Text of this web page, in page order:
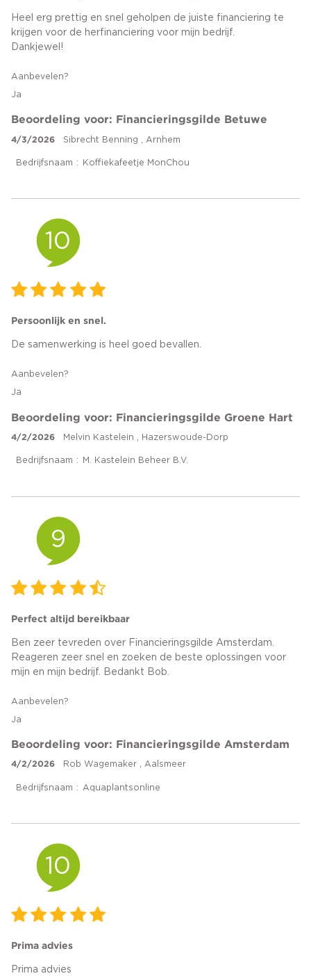
Heel erg prettig en snel geholpen de juiste financiering te
krijgen voor de herfinanciering voor mijn bedrijf.
Dankjewel!
Aanbevelen?
Ja
Beoordeling voor: Financieringsgilde Betuwe
4/3/2026 Sibrecht Benning , Arnhem
Bedrijfsnaam Koffiekafeetje MonChou
10
Persoonlijk en snel.
De samenwerking is heel goed bevallen.
Aanbevelen?
Ja
Beoordeling voor: Financieringsgilde Groene Hart
4/2/2026 Melvin Kastelein , Hazerswoude-Dorp
Bedrijfsnaam M. Kastelein Beheer B.V.
9
Perfect altijd bereikbaar
Ben zeer tevreden over Financieringsgilde Amsterdam.
Reageren zeer snel en zoeken de beste oplossingen voor
mijn en mijn bedrijf. Bedankt Bob.
Aanbevelen?
Ja
Beoordeling voor: Financieringsgilde Amsterdam
4/2/2026 Rob Wagemaker , Aalsmeer
Bedrijfsnaam Aquaplantsonline
10
Prima advies
Prima advies